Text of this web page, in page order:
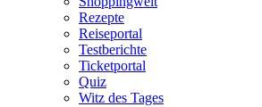
Rezepte
Reiseportal
Testberichte
Ticketportal
Quiz
Witz des Tages